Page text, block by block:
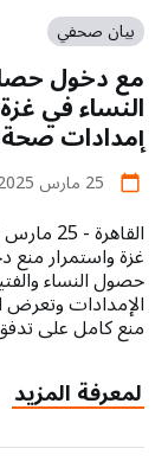
للسكان
وشركاؤه
يطلقون
مبادرة
تعزيز
القبالة
لمواجهة
صحة
الأمومة
بيان صحفي
مع دخول
النساء في
إمدادات صحة
calendar_today 25 مارس 2025
غزة واستمرار منع
حصول النساء
الإمدادات
منع كامل على تدفق
لمعرفة المزيد
about
مع
دخول